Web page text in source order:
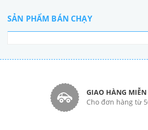
SẢN PHẨM BÁN CHẠY
GIAO HÀNG
Cho đơn hàng từ